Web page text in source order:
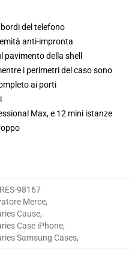
del telefono
anti-impronta
della shell
i perimetri del caso sono
ai porti
Max, e 12 mini istanze
98167
Merce,
Cause,
Case iPhone,
Samsung Cases,